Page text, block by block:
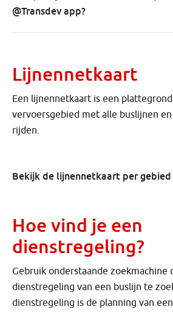
@Transdev app?
Lijnennetkaart
Een lijnennetkaart is een
vervoersgebied met alle buslijnen
rijden.
Bekijk de lijnennetkaart per gebied
Hoe vind je een
dienstregeling?
Gebruik onderstaande zoekmachine
dienstregeling van een buslijn te
dienstregeling is de planning van